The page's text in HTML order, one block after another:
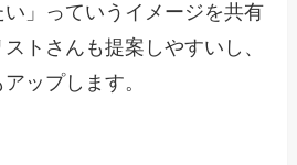
い」っていうイメージを共有
トさんも提案しやすいし、
ップします。